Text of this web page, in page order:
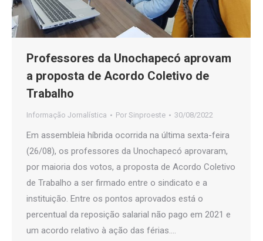
Professores da Unochapecó aprovam
a proposta de Acordo Coletivo de
Trabalho
Informação Jornalística Por Sinproeste 30/08/2022
Em assembleia híbrida ocorrida na última sexta-feira
(26/08), os professores da Unochapecó aprovaram,
por maioria dos votos, a proposta de Acordo Coletivo
de Trabalho a ser firmado entre o sindicato e a
instituição. Entre os pontos aprovados está o
percentual da reposição salarial não pago em 2021 e
um acordo relativo à ação das férias.…